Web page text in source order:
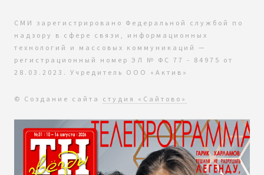
СМИ зарегистрировано Федеральной службой по
надзору в сфере связи, информационных
технологий и массовых коммуникаций —
регистрационный номер ЭЛ № ФС 77 - 84975 от
28.03.2023. Учредитель ООО «Актив»
© Создание сайта студия «Сайтово»